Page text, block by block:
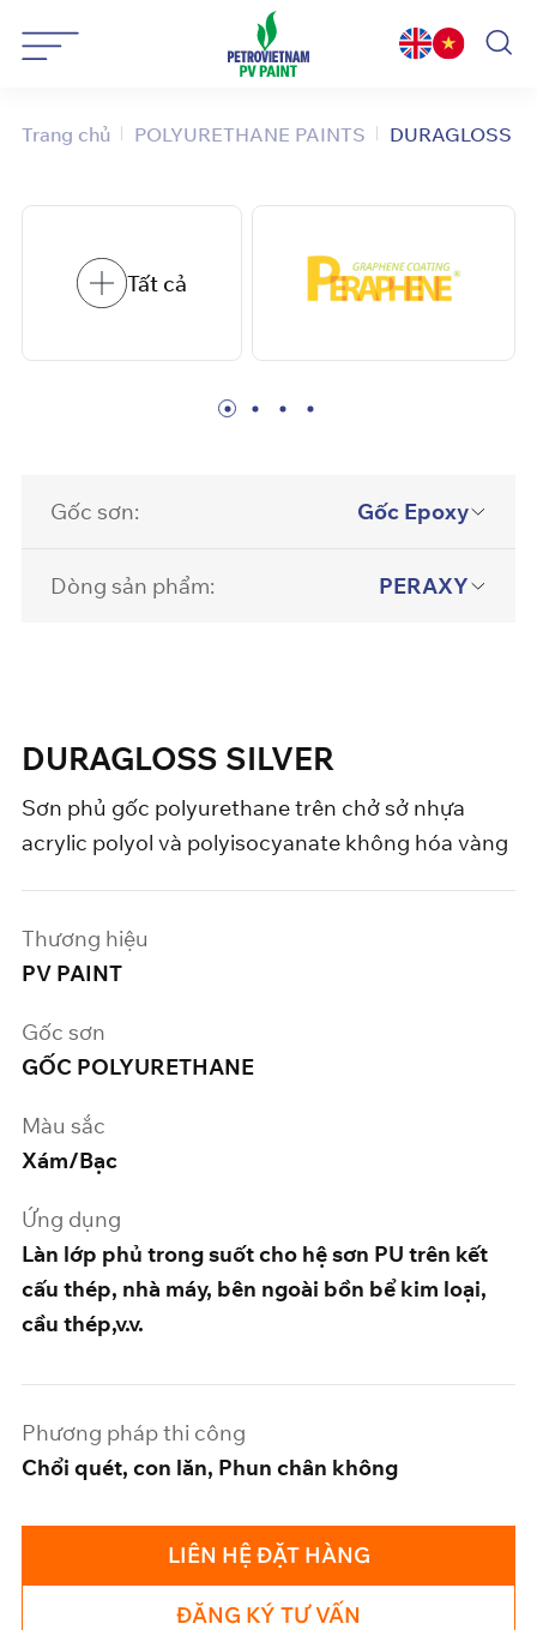
qua
dung
Trang chủ POLYURETHANE PAINTS DURAGLOSS
Tất cả
Gốc sơn: Gốc Epoxy
Dòng sản phẩm: PERAXY
DURAGLOSS SILVER
Sơn phủ gốc polyurethane trên chở sở nhựa
acrylic polyol và polyisocyanate không hóa vàng
Thương hiệu
PV PAINT
Gốc sơn
GỐC POLYURETHANE
Màu sắc
Xám/Bạc
Ứng dụng
Làn lớp phủ trong suốt cho hệ sơn PU trên kết
cấu thép, nhà máy, bên ngoài bồn bể kim loại,
cầu thép,v.v.
Phương pháp thi công
Chổi quét, con lăn, Phun chân không
LIÊN HỆ ĐẶT HÀNG
ĐĂNG KÝ TƯ VẤN